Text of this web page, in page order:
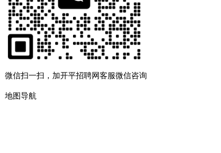
微信扫一扫，加开平招聘网客服微信咨询
地图导航